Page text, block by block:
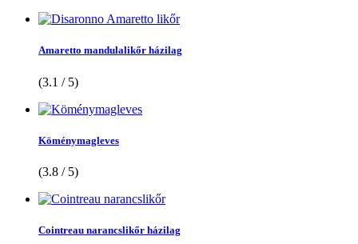
Amaretto mandulalikőr házilag
(3.1 / 5)
Köménymagleves
(3.8 / 5)
Cointreau narancslikőr házilag